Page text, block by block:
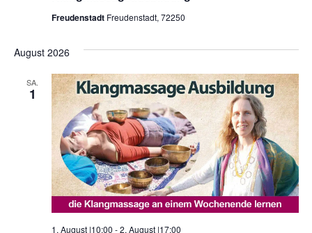
Freudenstadt Freudenstadt, 72250
August 2026
SA.
1
1. August |10:00 -2. August |17:00